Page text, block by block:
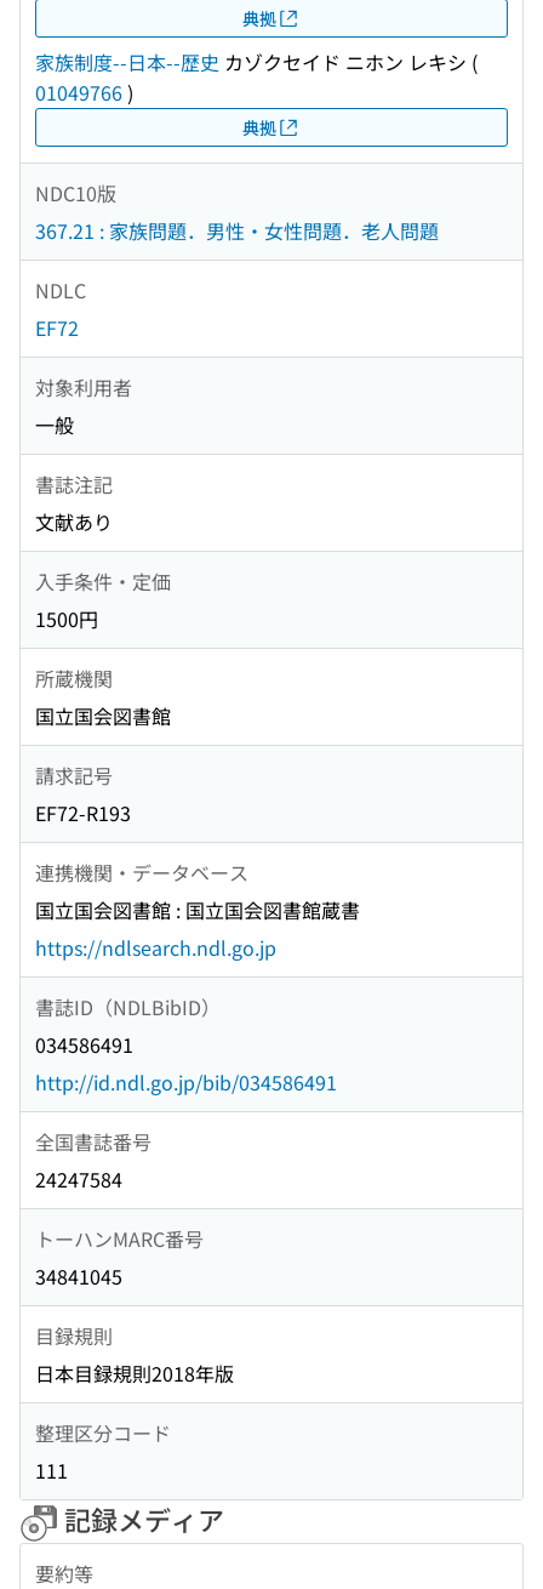
典拠
家族制度--日本--歴史 カゾクセイド ニホン レキシ (
01049766)
典拠
NDC10版
367.21 : 家族問題．男性・女性問題．老人問題
NDLC
EF72
対象利用者
一般
書誌注記
文献あり
入手条件・定価
1500円
所蔵機関
国立国会図書館
請求記号
EF72-R193
連携機関・データベース
国立国会図書館 : 国立国会図書館蔵書
https://ndlsearch.ndl.go.jp
書誌ID（NDLBibID）
034586491
http://id.ndl.go.jp/bib/034586491
全国書誌番号
24247584
トーハンMARC番号
34841045
目録規則
日本目録規則2018年版
整理区分コード
111
記録メディア
要約等